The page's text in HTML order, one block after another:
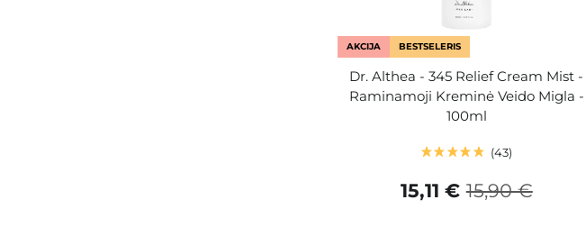
AKCIJA BESTSELERIS
Dr. Althea - 345 Relief Cream Mist -
Raminamoji Kreminė Veido Migla -
100ml
43
15,90 €
15,11 €